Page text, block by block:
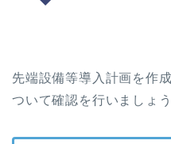
先端設備等導入計画を作
ついて確認を行いましょう